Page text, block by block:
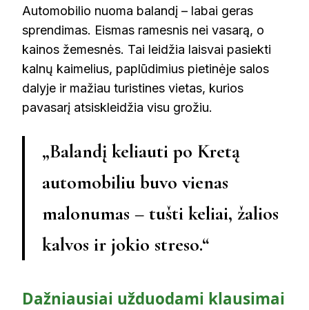
Automobilio nuoma balandį – labai geras
sprendimas. Eismas ramesnis nei vasarą, o
kainos žemesnės. Tai leidžia laisvai pasiekti
kalnų kaimelius, paplūdimius pietinėje salos
dalyje ir mažiau turistines vietas, kurios
pavasarį atsiskleidžia visu grožiu.
„Balandį keliauti po Kretą
automobiliu buvo vienas
malonumas – tušti keliai, žalios
kalvos ir jokio streso.“
Dažniausiai užduodami klausimai